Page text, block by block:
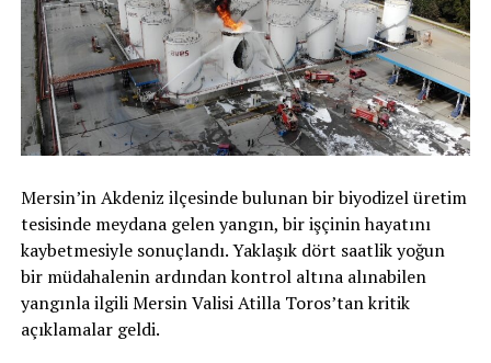
Mersin’in Akdeniz ilçesinde bulunan bir biyodizel üretim
tesisinde meydana gelen yangın, bir işçinin hayatını
kaybetmesiyle sonuçlandı. Yaklaşık dört saatlik yoğun
bir müdahalenin ardından kontrol altına alınabilen
yangınla ilgili Mersin Valisi Atilla Toros’tan kritik
açıklamalar geldi.